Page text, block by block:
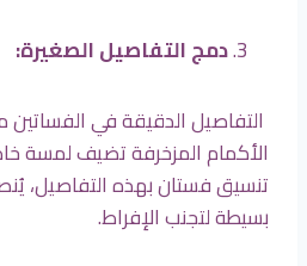
دمج التفاصيل الصغيرة:
التفاصيل الدقيقة في الفساتين
الأكمام المزخرفة تضيف لمسة
تنسيق فستان بهذه التفاصيل،
بسيطة لتجنب الإفراط.